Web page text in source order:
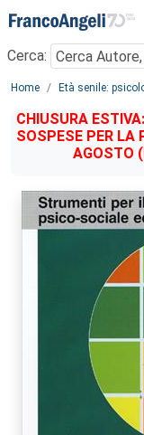
Menu
Cerca:
Main content
Home Età senile:
CHIUSURA
SOSPESE PER LA
AGOSTO